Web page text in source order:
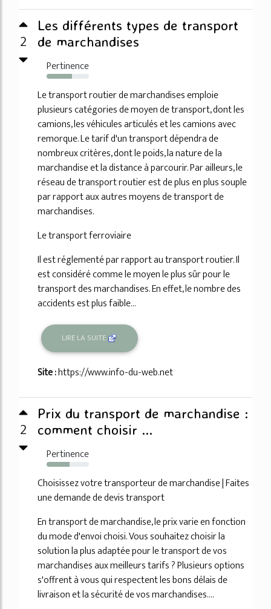
2
Les différents types de transport
de marchandises
Pertinence
60%
Le transport routier de marchandises emploie
plusieurs catégories de moyen de transport, dont les
camions, les véhicules articulés et les camions avec
remorque. Le tarif d'un transport dépendra de
nombreux critères, dont le poids, la nature de la
marchandise et la distance à parcourir. Par ailleurs, le
réseau de transport routier est de plus en plus souple
par rapport aux autres moyens de transport de
marchandises.
Le transport ferroviaire
Il est réglementé par rapport au transport routier. Il
est considéré comme le moyen le plus sûr pour le
transport des marchandises. En effet, le nombre des
accidents est plus faible...
LIRE LA SUITE
Site :https://www.info-du-web.net
2
Prix du transport de marchandise :
comment choisir ...
Pertinence
54%
Choisissez votre transporteur de marchandise | Faites
une demande de devis transport
En transport de marchandise, le prix varie en fonction
du mode d'envoi choisi. Vous souhaitez choisir la
solution la plus adaptée pour le transport de vos
marchandises aux meilleurs tarifs ? Plusieurs options
s'offrent à vous qui respectent les bons délais de
livraison et la sécurité de vos marchandises....